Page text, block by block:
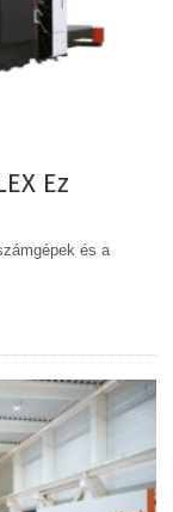
Ez
és a